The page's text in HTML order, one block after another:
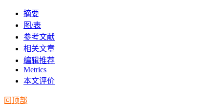
摘要
图/表
参考文献
相关文章
编辑推荐
Metrics
本文评价
回顶部